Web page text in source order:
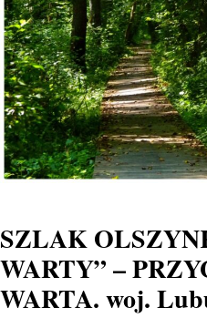
SZLAK
WARTY” –
WARTA. woj.